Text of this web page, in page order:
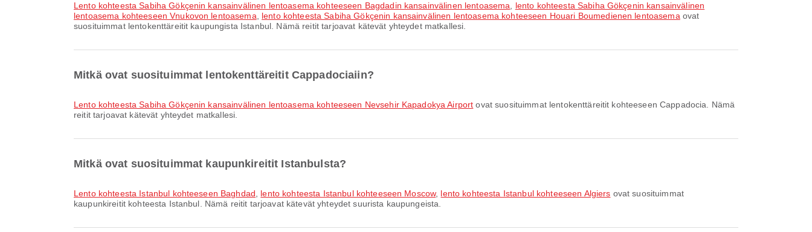
lento kohteesta Sabiha Gökçenin kansainvälinen lentoasema kohteeseen Bagdadin kansainvälinen lentoasema
lento kohteesta Sabiha Gökçenin kansainvälinen
lentoasema kohteeseen Vnukovon lentoasema
lento kohteesta Sabiha Gökçenin kansainvälinen lentoasema kohteeseen Houari Boumedienen lentoasema ovat
suosituimmat lentokenttäreitit kaupungista Istanbul. Nämä reitit tarjoavat kätevät yhteydet matkallesi.
Mitkä ovat suosituimmat lentokenttäreitit Cappadociaiin?
lento kohteesta Sabiha Gökçenin kansainvälinen lentoasema kohteeseen Nevsehir Kapadokya Airport ovat suosituimmat lentokenttäreitit kohteeseen Cappadocia. Nämä
reitit tarjoavat kätevät yhteydet matkallesi.
Mitkä ovat suosituimmat kaupunkireitit Istanbulsta?
lento kohteesta Istanbul kohteeseen Baghdad lento kohteesta Istanbul kohteeseen Moscow, lento kohteesta Istanbul kohteeseen Algiers ovat suosituimmat
kaupunkireitit kohteesta Istanbul. Nämä reitit tarjoavat kätevät yhteydet suurista kaupungeista.